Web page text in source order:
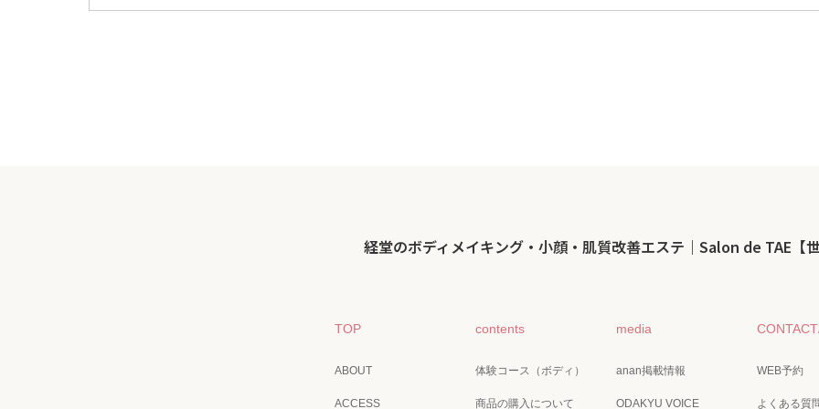
経堂のボディメイキング・小顔・肌質改善エステ｜Salon de TAE【世
TOP
ABOUT
ACCESS
contents
体験コース（ボディ）
商品の購入について
media
anan掲載情報
ODAKYU VOICE
WEB予約
よくある質